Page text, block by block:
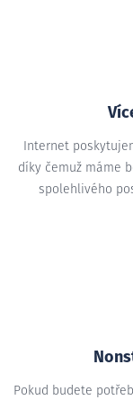
Internet
díky čemuž máme
spolehlivého
Pokud budete